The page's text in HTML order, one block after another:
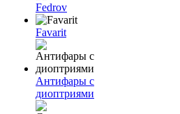
Fedrov
Favarit
Антифары с
диоптриями